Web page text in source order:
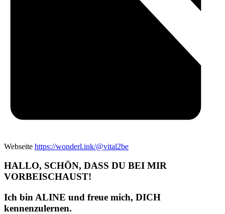
Webseite https://wonderl.ink/@vital2be
HALLO, SCHÖN, DASS DU BEI MIR
VORBEISCHAUST!
Ich bin ALINE und freue mich, DICH
kennenzulernen.